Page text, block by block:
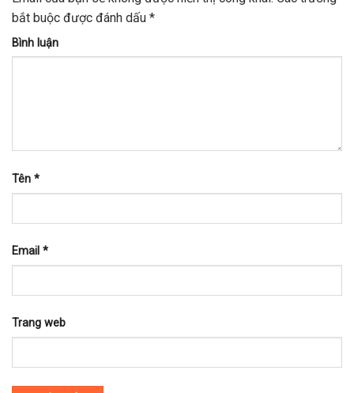
bắt buộc được đánh dấu *
Bình luận
Tên *
Email *
Trang web